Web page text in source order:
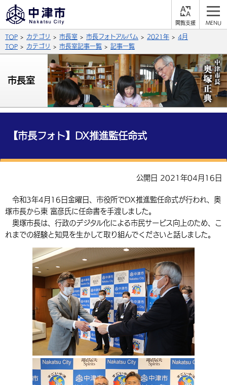
支
背景色
青 白
文字の大きさ
拡大 標準 縮小
言語を選択
英語（English） 中国語（簡体字）
中国語（繁体字） 韓国語（한국어）
組織案内
公式SNS
X (Twitter) YouTube
サイト内検索
総合メニュー
保険・年金
福祉・介護 健康・予防
税金 住宅・インフラ
環境・衛生 生涯学習・スポーツ・人権
外国人の方向け情報
入札・契約 産業・雇用
農林水産業 税金
都市整備
子育て・教育
施設情報 子どもを預ける
手当・助成 健康・医療
相談・支援・情報 計画・施策
観光・移住
遊ぶ・体験する グルメ・食べる
買う・おみやげ 四季のイベント・祭り
移住・定住
中津市について 市役所の紹介
地方創生・地域活性化 広報・広聴
行政・計画
TOP カテゴリ 市長室 市長フォトアルバム 2021年
4月
TOP
カテゴリ 市長室記事一覧 記事一覧
市長室
【市長フォト】DX推進監任命式
公開日 2021年04月16日
令和3年4月16日金曜日、市役所でDX推進監任命式が行われ、奥
塚市長から東 富彦氏に任命書を手渡しました。
奥塚市長は、行政のデジタル化による市民サービス向上のため、こ
れまでの経験と知見を生かして取り組んでくださいと話しました。